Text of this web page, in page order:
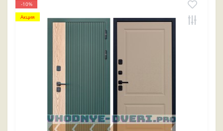
-10%
Акция